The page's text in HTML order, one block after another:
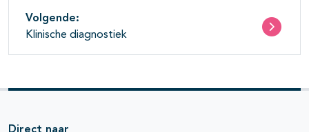
Volgende:
Klinische diagnostiek